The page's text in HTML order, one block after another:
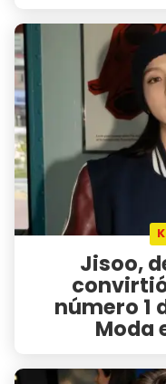
Jisoo,
número 1
Moda